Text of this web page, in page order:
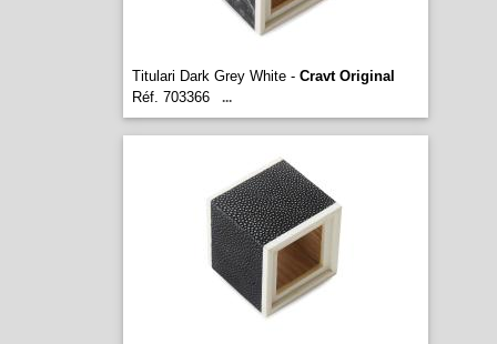
Titulari Dark Grey White - Cravt Original
Réf. 703366
...